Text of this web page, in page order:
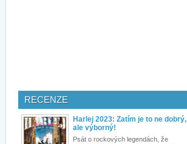
RECENZE
Harlej 2023: Zatím je to ne dobrý,
ale výborný!
Psát o rockových legendách, že